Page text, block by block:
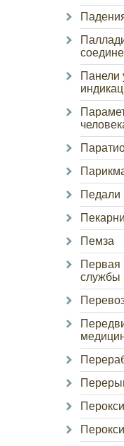
Панели
Педали
Пекарни
Пемза
Первая
службы